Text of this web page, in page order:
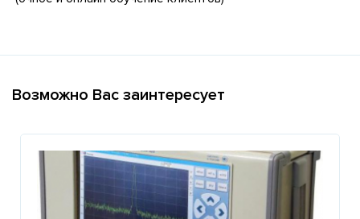
Возможно Вас заинтересует